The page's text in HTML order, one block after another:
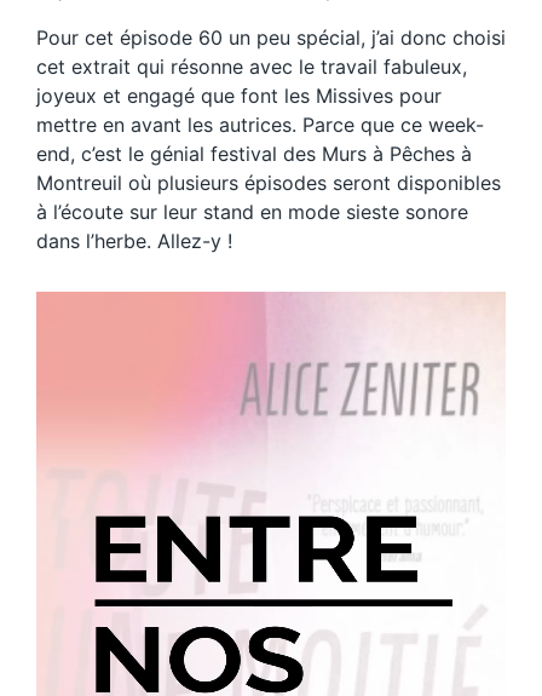
Pour cet épisode 60 un peu spécial, j’ai donc choisi
cet extrait qui résonne avec le travail fabuleux,
joyeux et engagé que font les Missives pour
mettre en avant les autrices. Parce que ce week-
end, c’est le génial festival des Murs à Pêches à
Montreuil où plusieurs épisodes seront disponibles
à l’écoute sur leur stand en mode sieste sonore
dans l’herbe. Allez-y !